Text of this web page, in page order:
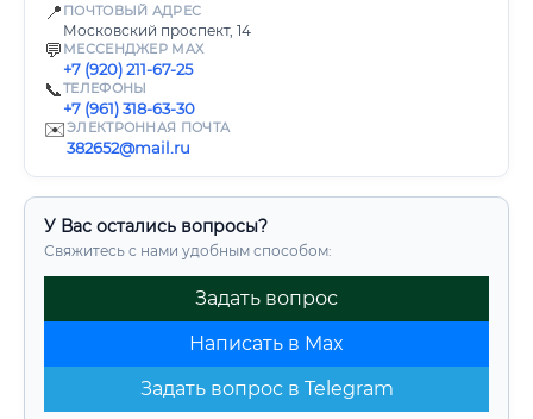
📍 ПОЧТОВЫЙ АДРЕС
Московский проспект, 14
💬 МЕССЕНДЖЕР MAX
+7 (920) 211-67-25
📞ТЕЛЕФОНЫ
+7 (961) 318-63-30
✉️ЭЛЕКТРОННАЯ ПОЧТА
382652@mail.ru
У Вас остались вопросы?
Свяжитесь с нами удобным способом:
Задать вопрос
Написать в Max
Задать вопрос в Telegram